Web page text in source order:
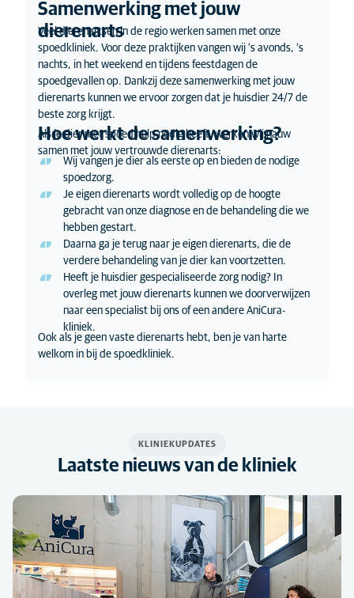
Twijfel je?
Twijfel je of het een spoedgeval is? Op deze pagina's
vind je meer informatie:
Hond: wanneer spoed?
Kat: wanneer spoed?
Je kunt ons ook altijd bellen voor overleg. Onze
ervaren dierenartsassistenten kunnen een goede
inschatting maken van de situatie van jouw dier.
Samenwerking met jouw
dierenarts
Veel dierenartsen in de regio werken samen met onze
spoedkliniek. Voor deze praktijken vangen wij ’s avonds, ’s
nachts, in het weekend en tijdens feestdagen de
spoedgevallen op. Dankzij deze samenwerking met jouw
dierenarts kunnen we ervoor zorgen dat je huisdier 24/7 de
beste zorg krijgt.
Hoe werkt de samenwerking?
Als je dier met spoed hulp nodig heeft, werken wij nauw
samen met jouw vertrouwde dierenarts:
Wij vangen je dier als eerste op en bieden de nodige
spoedzorg.
Je eigen dierenarts wordt volledig op de hoogte
gebracht van onze diagnose en de behandeling die we
hebben gestart.
Daarna ga je terug naar je eigen dierenarts, die de
verdere behandeling van je dier kan voortzetten.
Heeft je huisdier gespecialiseerde zorg nodig? In
overleg met jouw dierenarts kunnen we doorverwijzen
naar een specialist bij ons of een andere AniCura-
kliniek.
Ook als je geen vaste dierenarts hebt, ben je van harte
welkom in bij de spoedkliniek.
KLINIEKUPDATES
Laatste nieuws van de kliniek